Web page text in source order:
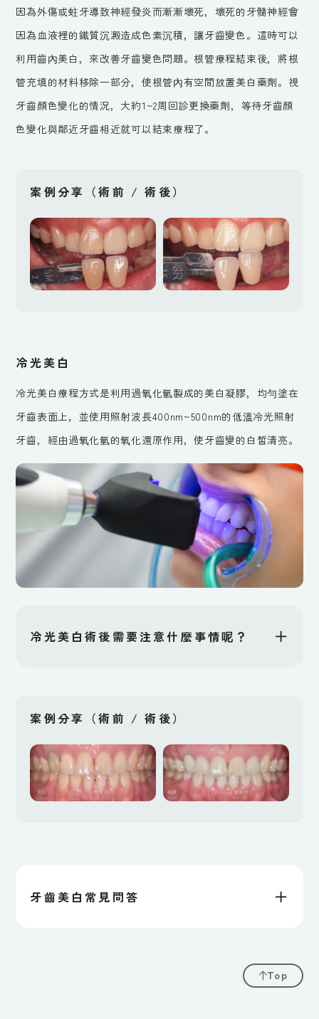
因為外傷或蛀牙導致神經發炎而漸漸壞死，壞死的牙髓神經會
因為血液裡的鐵質沉澱造成色素沉積，讓牙齒變色。這時可以
利用齒內美白，來改善牙齒變色問題。根管療程結束後，將根
管充填的材料移除一部分，使根管內有空間放置美白藥劑。視
牙齒顏色變化的情況，大約1~2周回診更換藥劑，等待牙齒顏
色變化與鄰近牙齒相近就可以結束療程了。
案例分享（術前 / 術後）
冷光美白
冷光美白療程方式是利用過氧化氫製成的美白凝膠，均勻塗在
牙齒表面上，並使用照射波長400nm~500nm的低溫冷光照射
牙齒，經由過氧化氫的氧化還原作用，使牙齒變的白皙清亮。
冷光美白術後需要注意什麼事情呢？ ＋
案例分享（術前 / 術後）
牙齒美白常見問答 ＋
Top